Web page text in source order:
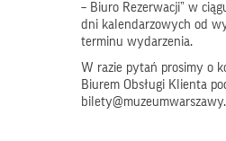
– Biuro Rezerwacji” w
dni kalendarzowych od
terminu wydarzenia.
W razie pytań prosimy o
Biurem Obsługi Klienta